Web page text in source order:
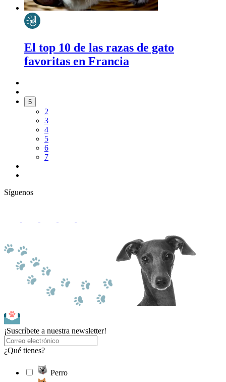
El top 10 de las razas de gato
favoritas en Francia
5
2
3
4
5
6
7
Síguenos
¡Suscríbete a nuestra newsletter!
¿Qué tienes?
Perro